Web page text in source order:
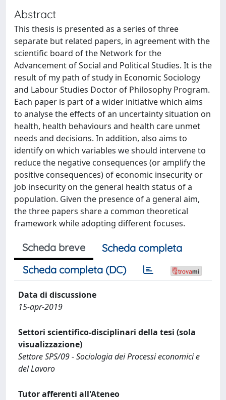
Abstract
This thesis is presented as a series of three
separate but related papers, in agreement with the
scientific board of the Network for the
Advancement of Social and Political Studies. It is the
result of my path of study in Economic Sociology
and Labour Studies Doctor of Philosophy Program.
Each paper is part of a wider initiative which aims
to analyse the effects of an uncertainty situation on
health, health behaviours and health care unmet
needs and decisions. In addition, also aims to
identify on which variables we should intervene to
reduce the negative consequences (or amplify the
positive consequences) of economic insecurity or
job insecurity on the general health status of a
population. Given the presence of a general aim,
the three papers share a common theoretical
framework while adopting different focuses.
Scheda breve
Scheda completa
Scheda completa (DC)
Data di discussione
15-apr-2019
Settori scientifico-disciplinari della tesi (sola
visualizzazione)
Settore SPS/09 - Sociologia dei Processi economici e
del Lavoro
Tutor afferenti all'Ateneo